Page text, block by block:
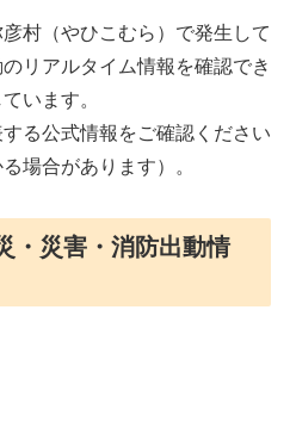
村（やひこむら）で発生して
リアルタイム情報を確認でき
います。
る公式情報をご確認ください
場合があります）。
・災害・消防出動情